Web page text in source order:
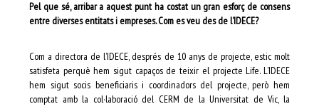
Pel que sé, arribar a aquest punt ha costat un gran esforç de consens
entre diverses entitats i empreses. Com es veu des de l’IDECE?
Com a directora de l’IDECE, després de 10 anys de projecte, estic molt
satisfeta perquè hem sigut capaços de teixir el projecte Life. L’IDECE
hem sigut socis beneficiaris i coordinadors del projecte, però hem
comptat amb la col·laboració del CERM de la Universitat de Vic, la